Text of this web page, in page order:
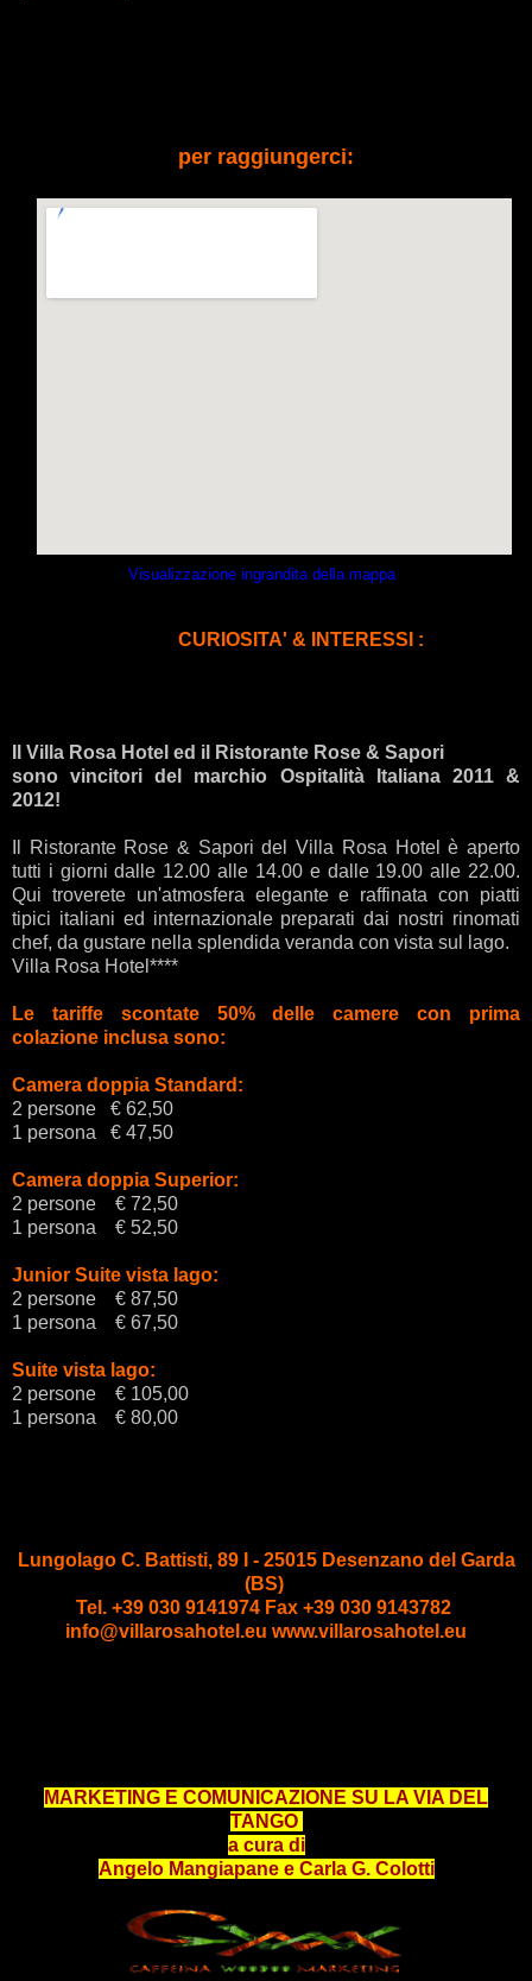
per raggiungerci:
Visualizzazione ingrandita della mappa
CURIOSITA' & INTERESSI :
Villa Rosa Hotel ed il Ristorante Rose & Sapori
sono vincitori del marchio Ospitalità Italiana 2011 &
2012!
Il Ristorante Rose & Sapori del Villa Rosa Hotel è aperto
tutti i giorni dalle 12.00 alle 14.00 e dalle 19.00 alle 22.00.
Qui troverete un'atmosfera elegante e raffinata con piatti
tipici italiani ed internazionale preparati dai nostri rinomati
chef, da gustare nella splendida veranda con vista sul lago.
Villa Rosa Hotel****
Le tariffe scontate 50% delle camere con prima
colazione inclusa sono:
Camera doppia Standard:
2 persone € 62,50
1 persona € 47,50
Camera doppia Superior:
2 persone € 72,50
1 persona € 52,50
Junior Suite vista lago:
2 persone € 87,50
1 persona € 67,50
Suite vista lago:
2 persone € 105,00
1 persona € 80,00
Lungolago C. Battisti, 89
I - 25015 Desenzano del Garda
(BS)
Tel. +39 030 9141974 Fax +39 030 9143782
info@villarosahotel.eu www.villarosahotel.eu
MARKETING E COMUNICAZIONE SU LA VIA DEL
TANGO
a cura di
Angelo Mangiapanee Carla G. Colotti